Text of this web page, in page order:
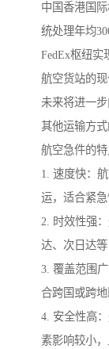
中国香港国
统处理年均
FedEx枢纽实
航空货站的
未来将进一
其他运输方式
航空急件的特
1. 速度快：
运，适合紧急
2. 时效性强
达、次日达
3. 覆盖范围
合跨国或跨地
4. 安全性高
素影响较小